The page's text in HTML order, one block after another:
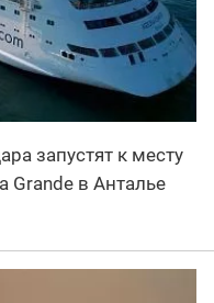
запустят к месту
Grande в Анталье